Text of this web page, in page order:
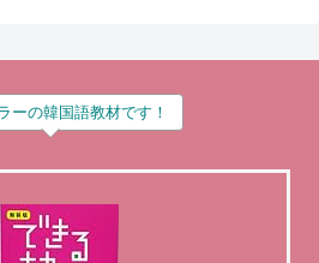
ーの韓国語教材です！